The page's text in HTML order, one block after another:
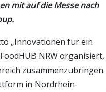
mit auf die Messe nach
„Innovationen für ein
NRW organisiert,
zusammenzubringen.
in Nordrhein-